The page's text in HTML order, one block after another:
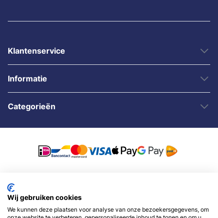
Klantenservice
Informatie
Categorieën
Wij gebruiken cookies
We kunnen deze plaatsen voor analyse van onze bezoekersgegevens, om